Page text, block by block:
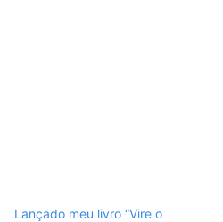
Lançado meu livro “Vire o